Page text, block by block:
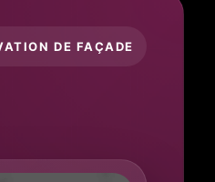
DE FAÇADE